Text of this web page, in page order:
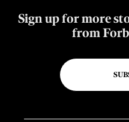
Sign up for more
from